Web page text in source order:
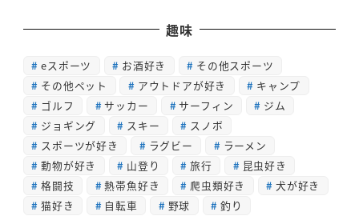
趣味
eスポーツ お酒好き
その他スポーツ
その他ペット
アウトドアが好き
キャンプ
ゴルフ
サッカー サーフィン
ジム
ジョギング
スキー
スノボ
スポーツが好き
ラグビー
ラーメン
動物が好き
山登り 旅行
昆虫好き
格闘技
熱帯魚好き 爬虫類好き
犬が好き
猫好き
自転車 野球
釣り